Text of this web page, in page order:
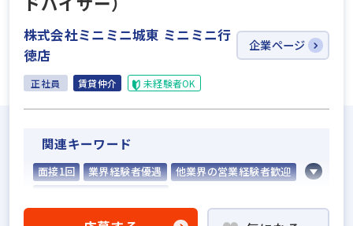
株式会社ミニミニ城東 ミニミニ行
徳店
企業ページ
正社員 賃貸仲介 未経験者OK
関連キーワード
面接1回 業界経験者優遇
他業界の営業経験者歓迎